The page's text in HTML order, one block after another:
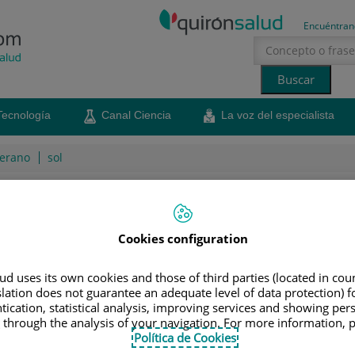
Canal Ciencia La voz del especialista
sol
este sano cereal, que seguro que atrae la
Compartir 5 de julio de 2017
Cookies configuration
uses its own cookies and those of third parties (located in
does not guarantee an adequate level of data protection)
statistical analysis, improving services and showing
the analysis of your navigation. For more information,
Política de Cookies